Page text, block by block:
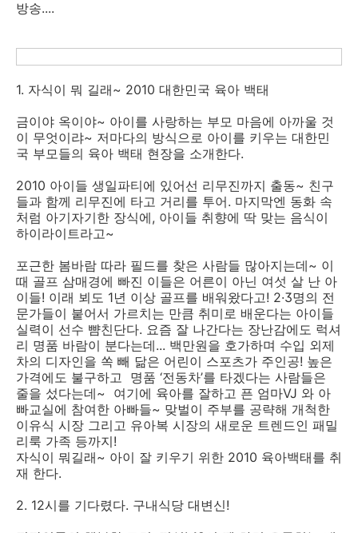
방송....
1. 자식이 뭐 길래~ 2010 대한민국 육아 백태
금이야 옥이야~ 아이를 사랑하는 부모 마음에 아까울 것
이 무엇이랴~ 저마다의 방식으로 아이를 키우는 대한민
국 부모들의 육아 백태 현장을 소개한다.
2010 아이들 생일파티에 있어선 리무진까지 출동~ 친구
들과 함께 리무진에 타고 거리를 투어. 마지막엔 동화 속
처럼 아기자기한 장식에, 아이들 취향에 딱 맞는 음식이
하이라이트라고~
포근한 봄바람 따라 필드를 찾은 사람들 많아지는데~ 이
때 골프 삼매경에 빠진 이들은 어른이 아닌 여섯 살 난 아
이들! 이래 뵈도 1년 이상 골프를 배워왔다고! 2·3명의 전
문가들이 붙어서 가르치는 만큼 취미로 배운다는 아이들
실력이 선수 뺨친단다. 요즘 잘 나간다는 장난감에도 럭셔
리 명품 바람이 분다는데... 백만원을 호가하며 수입 외제
차의 디자인을 쏙 빼 닮은 어린이 스포츠가 주인공! 높은
가격에도 불구하고 명품 ‘전동차’를 타겠다는 사람들은
줄을 섰다는데~ 여기에 육아를 잘하고 픈 엄마VJ 와 아
빠교실에 참여한 아빠들~ 맞벌이 주부를 공략해 개척한
이유식 시장 그리고 유아복 시장의 새로운 트렌드인 패밀
리룩 가족 등까지!
자식이 뭐길래~ 아이 잘 키우기 위한 2010 육아백태를 취
재 한다.
2. 12시를 기다렸다. 구내식당 대변신!